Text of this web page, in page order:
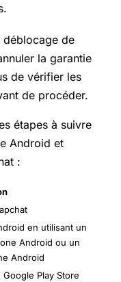
déblocage de
la garantie
de vérifier les
de procéder.
étapes à suivre
Android et
:
en utilisant un
Android ou un
Android
Google Play Store